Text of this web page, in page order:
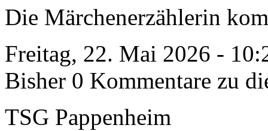
Die Märchenerzählerin
Freitag, 22. Mai 2026 -
Bisher 0 Kommentare zu
TSG Pappenheim